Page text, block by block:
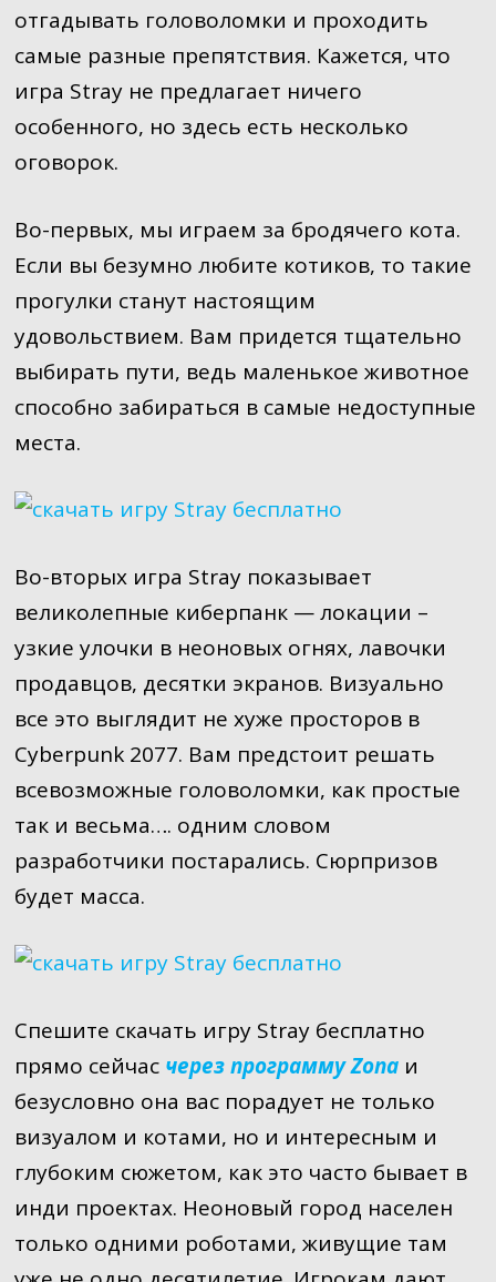
отгадывать головоломки и проходить
самые разные препятствия. Кажется, что
игра Stray не предлагает ничего
особенного, но здесь есть несколько
оговорок.
Во-первых, мы играем за бродячего кота.
Если вы безумно любите котиков, то такие
прогулки станут настоящим
удовольствием. Вам придется тщательно
выбирать пути, ведь маленькое животное
способно забираться в самые недоступные
места.
Во-вторых игра Stray показывает
великолепные киберпанк — локации –
узкие улочки в неоновых огнях, лавочки
продавцов, десятки экранов. Визуально
все это выглядит не хуже просторов в
Cyberpunk 2077. Вам предстоит решать
всевозможные головоломки, как простые
так и весьма…. одним словом
разработчики постарались. Сюрпризов
будет масса.
Спешите скачать игру Stray бесплатно
прямо сейчас через программу Zonaи
безусловно она вас порадует не только
визуалом и котами, но и интересным и
глубоким сюжетом, как это часто бывает в
инди проектах. Неоновый город населен
только одними роботами, живущие там